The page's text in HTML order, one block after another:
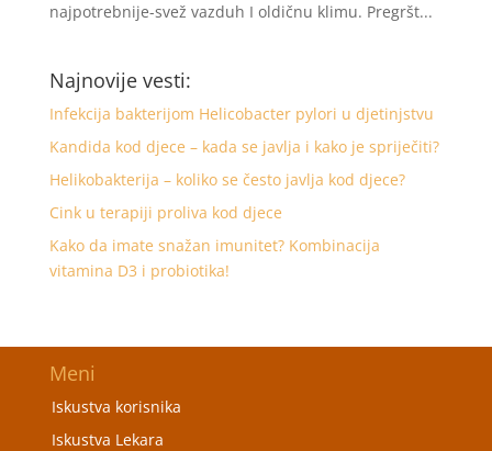
najpotrebnije-svež vazduh I oldičnu klimu. Pregršt...
Najnovije vesti:
Infekcija bakterijom Helicobacter pylori u djetinjstvu
Kandida kod djece – kada se javlja i kako je spriječiti?
Helikobakterija – koliko se često javlja kod djece?
Cink u terapiji proliva kod djece
Kako da imate snažan imunitet? Kombinacija
vitamina D3 i probiotika!
Meni
Iskustva korisnika
Iskustva Lekara